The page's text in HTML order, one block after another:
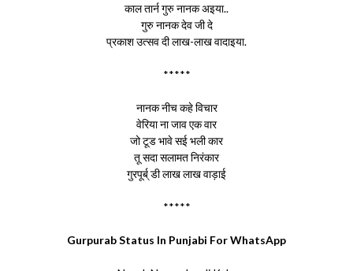
काल तार्न गुरु नानक अइया..
गुरु नानक देव जी दे
प्रकाश उत्सव दी लाख-लाख वादाइया.
*****
नानक नीच कहे विचार
वेरिया ना जाव एक वार
जो टूड भावे सई भली कार
तू सदा सलामत निरंकार
गुरपूर्ब् डी लाख लाख वाड़ाई
*****
Gurpurab Status In Punjabi For WhatsApp